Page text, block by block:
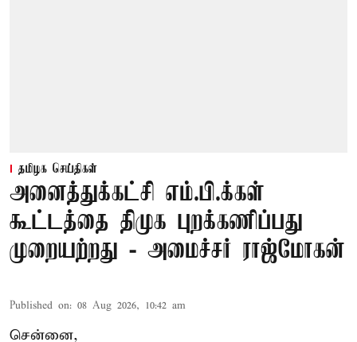
தமிழக செய்திகள்
அனைத்துக்கட்சி எம்.பி.க்கள்
கூட்டத்தை திமுக புறக்கணிப்பது
முறையற்றது - அமைச்சர் ராஜ்மோகன்
Published on: 08 Aug 2026, 10:42 am
சென்னை,